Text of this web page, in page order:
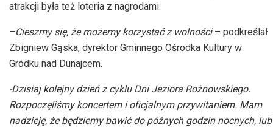
atrakcji była też loteria z nagrodami.
–Cieszmy się, że możemy korzystać z wolności– podkreślał
Zbigniew Gąska, dyrektor Gminnego Ośrodka Kultury w
Gródku nad Dunajcem.
-Dzisiaj kolejny dzień z cyklu Dni Jeziora Rożnowskiego.
Rozpoczęliśmy koncertem i oficjalnym przywitaniem. Mam
nadzieję, że będziemy bawić do późnych godzin nocnych, lub